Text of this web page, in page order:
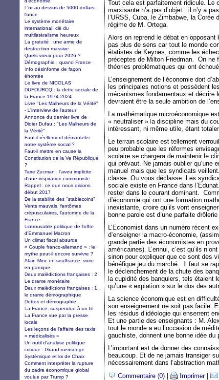
Tout cela est parfaitement ridicule. Le
marxisante n’a pas d’objet : il n’y a
l’URSS, Cuba, le Zimbabwe, la
régime de M. Ortega.
Alors on reprend le débat en opposant
pas plus de sens car tout le monde
étatistes de Keynes, comme les
préceptes de Milton Friedman. On ne
théories problématiques qui ont
L’enseignement de l’économie doit
les principales notions et possèdent
mécanismes fondamentaux et décrire
devraient être la seule ambition de
La mathématique microéconomique
« neutraliser » la discipline mais du
intéressant, ni même utile, étant
Le terrain scolaire est tellement
peu probable que les réformes
scolaire se chargera de maintenir le
qui prévaut. Ne jamais oublier qu’une
manuel mais que les syndicats
classe. Ou vous déclasse. Les
sociale existe en France dans
rester dans le courant dominant.
d’économie qui ont une formation
inexistante, croire qu’ils vont
bonne parole est d’une parfaite
L’Economist dans un numéro récent
d’enseigner la macro-économie,
grande partie des économistes en
américaines). L’ennui, c’est qu’ils
sinon pour expliquer que ce sont des
bénéfique jeu du marché. Il faut se
le déclenchement de la chute des
la cupidité des banquiers, tels étaient
qu’une « expiation » sur le dos des
La science économique est en
son enseignement ne soit pas facile.
les résidus d’idéologie qui enserrent
Et une partie des enseignants : M.
tout le monde a eu l’occasion de
gauchiste, donnent une bonne idée du
L’important est de donner des
beaucoup. Et de ne jamais transiger
nécessairement dans l’abstraction
Commentaire (0)
Imprimer|
L'or au dessus de 5000 dollars
l'once
Le système monétaire
international, clé du
multilatéralisme heureux
La gratuité : une arme de
destruction massive
Quels vœux pour 2026 ?
Démographie : quand France
Info désinforme de façon
éhontée
Le livre de NICOLAS
DUFOURCQ : la dette sociale de
la France 1974-2024
Livre "Les Malheurs de la Vérité"
- L'interview de l'auteur
Annonce du dernier livre de
Didier Dufau : "Les Malheurs de
la Vérité"
Faut-il réellement démanteler
notre système social ?
Faut-il mettre en cause la
Constitution de la Ve République
?
Taxe Zucman : l'aveu implicite
d'une inspiration communiste
Rappel : ce que nous disions
début 2017
De la stabilité des "stablecoins"
Vents mauvais, fantômes
crépusculaires, l’automne de la
France
Lintrouvable politique de l'offre
d'Emmanuel Macron
Un climat fiscal absurde
« Couple franco-allemand » : le
mythe peut-il encore survivre ?
Alain Minc en souffrance, voire
en panique
Deux malédictions françaises : 2.
Le drame monétaire
Deux malédictions françaises : 1.
le drame démographique
Dettes et démographie
La France, suspendue à un fil
La France vue par la presse
locale
Les leçons de l’affaire des taxis
« médicalisés »
Un outil d'analyse politique
critique : Grand mensonge
Systémique et loi de Chaix
Comment interpréter la rupture
du cadre économique global
voulue par Trump ?